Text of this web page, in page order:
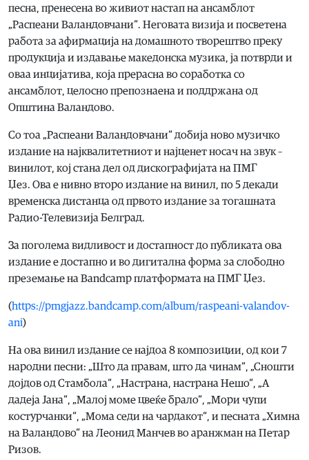
песна, пренесена во живиот настап на ансамблот
„Распеани Валандовчани“. Неговата визија и посветена
работа за афирмација на домашното творештво преку
продукција и издавање македонска музика, ја потврди и
оваа инцијатива, која прерасна во соработка со
ансамблот, целосно препознаена и поддржана од
Општина Валандово.
Со тоа „Распеани Валандовчани“ добија ново музичко
издание на најквалитетниот и најценет носач на звук –
винилот, кој стана дел од дискографијата на ПМГ
Џез. Ова е нивно второ издание на винил, по 5 декади
временска дистанца од првото издание за тогашната
Радио-Телевизија Белград.
За поголема видливост и достапност до публиката ова
издание е достапно и во дигитална форма за слободно
преземање на Bandcamp платформата на ПМГ Џез.
(https://pmgjazz.bandcamp.com/album/raspeani-valandov-
ani)
На ова винил издание се најдоа 8 композиции, од кои 7
народни песни: „Што да правам, што да чинам“, „Сношти
дојдов од Стамбола“, „Настрана, настрана Нешо“, „А
дадеја Јана“, „Малој моме цвеќе брало“, „Мори чупи
костурчанки“, „Мома седи на чардакот“, и песната „Химна
на Валандово“ на Леонид Манчев во аранжман на Петар
Ризов.